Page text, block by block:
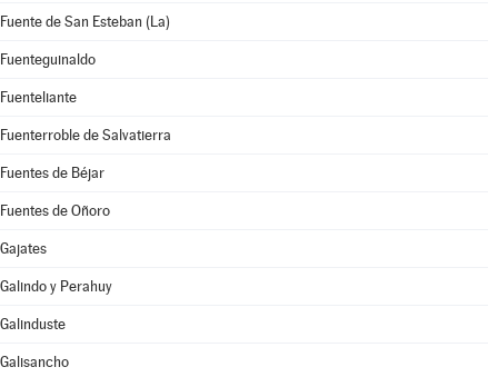
Fuente de San Esteban (La)
Fuenteguinaldo
Fuenteliante
Fuenterroble de Salvatierra
Fuentes de Béjar
Fuentes de Oñoro
Gajates
Galindo y Perahuy
Galinduste
Galisancho